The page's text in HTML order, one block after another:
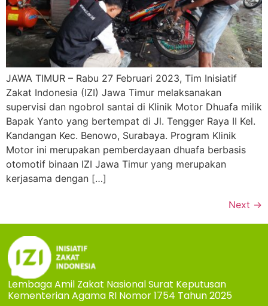
JAWA TIMUR – Rabu 27 Februari 2023, Tim Inisiatif
Zakat Indonesia (IZI) Jawa Timur melaksanakan
supervisi dan ngobrol santai di Klinik Motor Dhuafa milik
Bapak Yanto yang bertempat di Jl. Tengger Raya II Kel.
Kandangan Kec. Benowo, Surabaya. Program Klinik
Motor ini merupakan pemberdayaan dhuafa berbasis
otomotif binaan IZI Jawa Timur yang merupakan
kerjasama dengan […]
Next →
Lembaga Amil Zakat Nasional Surat Keputusan
Kementerian Agama RI Nomor 1754 Tahun 2025